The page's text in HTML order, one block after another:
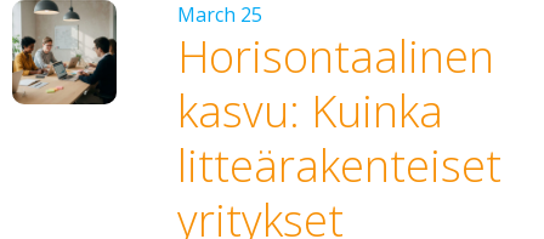
March 25
Horisontaalinen
kasvu: Kuinka
litteärakenteiset
yritykset